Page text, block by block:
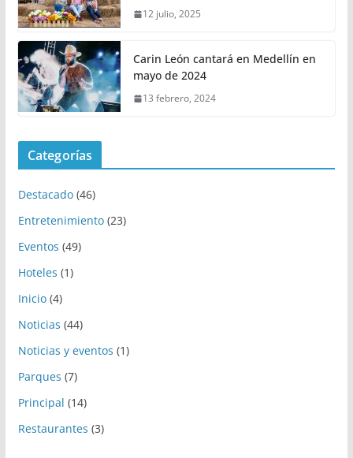
12 julio, 2025
Carin León cantará en Medellín en
mayo de 2024
13 febrero, 2024
Categorías
Destacado(46)
Entretenimiento(23)
Eventos (49)
Hoteles (1)
Inicio(4)
Noticias (44)
Noticias y eventos (1)
Parques (7)
Principal (14)
Restaurantes (3)